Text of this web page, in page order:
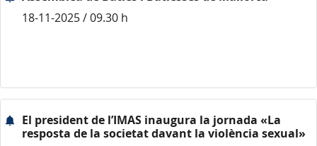
18-11-2025 / 09.30 h
El president de l’IMAS inaugura la jornada «La
resposta de la societat davant la violència sexual»